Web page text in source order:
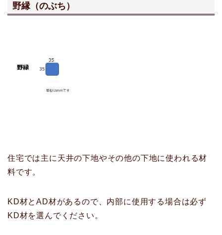
野縁（のぶち）
住宅では主に天井の下地やその他の下地に使われる材
料です。
KD材とAD材があるので、内部に使用する場合は必ず
KD材を選んでください。